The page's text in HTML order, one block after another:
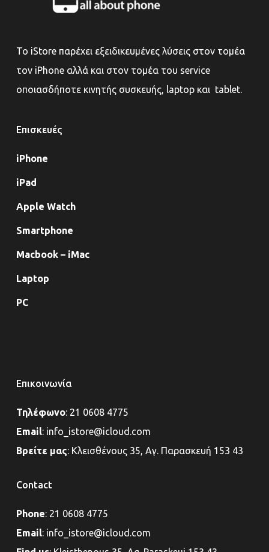
Το iStore παρέχει εξειδικευμένες λύσεις στον τομέα
τον iPhone αλλά και στον τομέα του service
οποιασδήποτε κινητής συσκευής, laptop και tablet.
Επισκευές
iPhone
iPad
Apple Watch
Smartphone
Macbook – iMac
Laptop
PC
Επικοινωνία
Τηλέφωνο: 21 0608 4775
Email: info_istore@icloud.com
Βρείτε μας: Κλεισθένους 35, Αγ. Παρασκευή 153 43
Contact
Phone: 21 0608 4775
Email: info_istore@icloud.com